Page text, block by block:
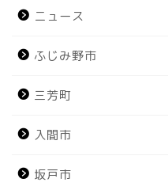
ニュース
ふじみ野市
三芳町
入間市
坂戸市